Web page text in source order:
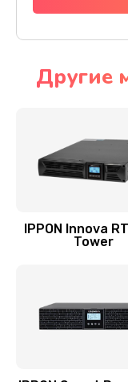
Другие
IPPON Innova
Tower